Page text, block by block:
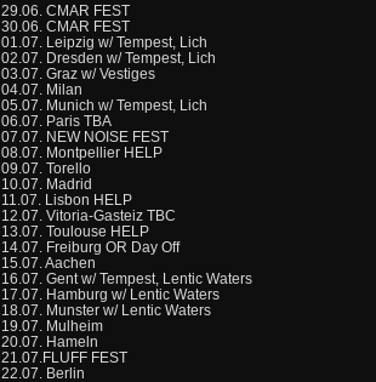
29.06. CMAR FEST
30.06. CMAR FEST
01.07. Leipzig w/ Tempest, Lich
02.07. Dresden w/ Tempest, Lich
03.07. Graz w/ Vestiges
04.07. Milan
05.07. Munich w/ Tempest, Lich
06.07. Paris TBA
07.07. NEW NOISE FEST
08.07. Montpellier HELP
09.07. Torello
10.07. Madrid
11.07. Lisbon HELP
12.07. Vitoria-Gasteiz TBC
13.07. Toulouse HELP
14.07. Freiburg OR Day Off
15.07. Aachen
16.07. Gent w/ Tempest, Lentic Waters
17.07. Hamburg w/ Lentic Waters
18.07. Munster w/ Lentic Waters
19.07. Mulheim
20.07. Hameln
21.07.FLUFF FEST
22.07. Berlin